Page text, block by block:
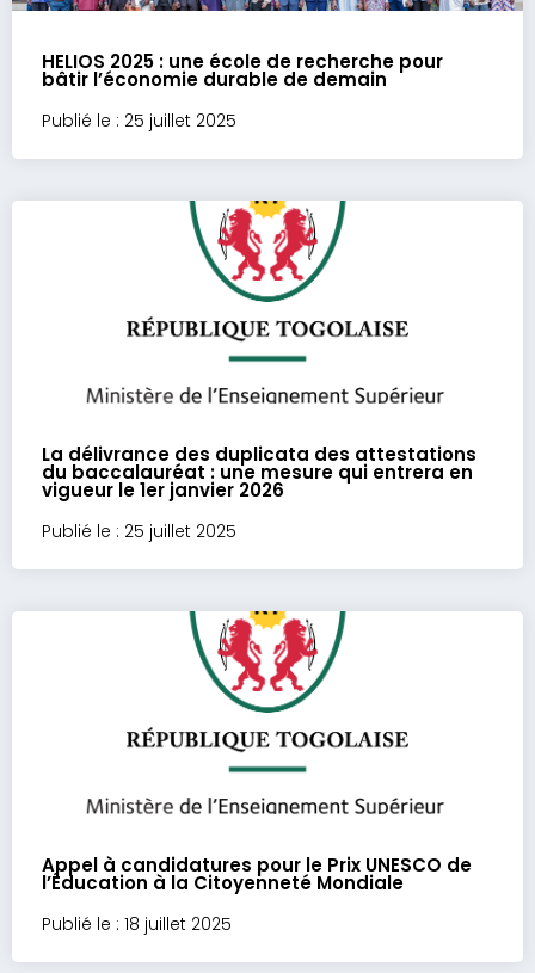
HELIOS 2025 : une école de recherche pour
bâtir l’économie durable de demain
Publié le : 25 juillet 2025
La délivrance des duplicata des attestations
du baccalauréat : une mesure qui entrera en
vigueur le 1er janvier 2026
Publié le : 25 juillet 2025
Appel à candidatures pour le Prix UNESCO de
l’Éducation à la Citoyenneté Mondiale
Publié le : 18 juillet 2025